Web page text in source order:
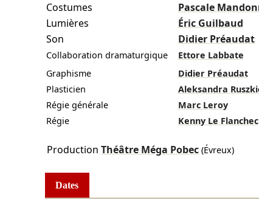
Costumes
Pascale
Lumières
Éric Guilbaud
Son
Didier Préaudat
Collaboration dramaturgique
Ettore Labbate
Graphisme
Didier Préaudat
Plasticien
Aleksandra
Régie générale
Marc Leroy
Régie
Kenny Le Flanchec
Production Théâtre Méga Pobec(Évreux)
Dates